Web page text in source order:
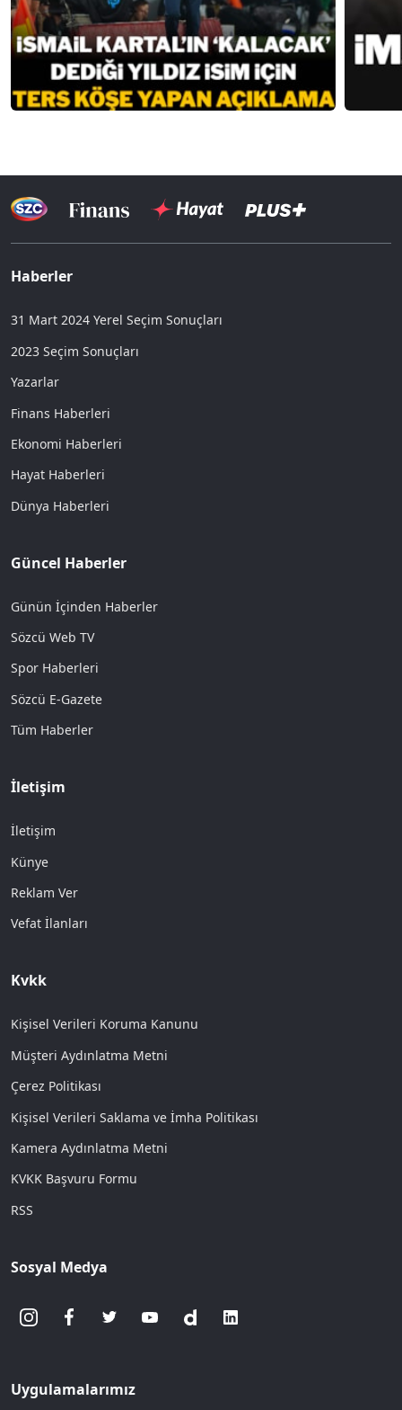
Haberler
31 Mart 2024 Yerel Seçim Sonuçları
2023 Seçim Sonuçları
Yazarlar
Finans Haberleri
Ekonomi Haberleri
Hayat Haberleri
Dünya Haberleri
Güncel Haberler
Günün İçinden Haberler
Sözcü Web TV
Spor Haberleri
Sözcü E-Gazete
Tüm Haberler
İletişim
İletişim
Künye
Reklam Ver
Vefat İlanları
Kvkk
Kişisel Verileri Koruma Kanunu
Müşteri Aydınlatma Metni
Çerez Politikası
Kişisel Verileri Saklama ve İmha Politikası
Kamera Aydınlatma Metni
KVKK Başvuru Formu
RSS
Sosyal Medya
Uygulamalarımız